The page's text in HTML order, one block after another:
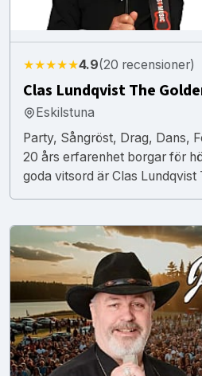
★★★★★4.9(20 recensioner)
Clas Lundqvist The
Eskilstuna
Party, Sångröst, Drag, Dans,
20 års erfarenhet borgar för
goda vitsord är Clas Lundqvist